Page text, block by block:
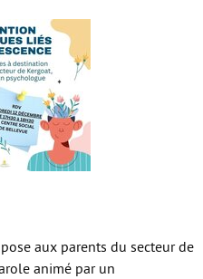
handicap
deuil
famille
couple
parents
aux parents du secteur de
animé par un